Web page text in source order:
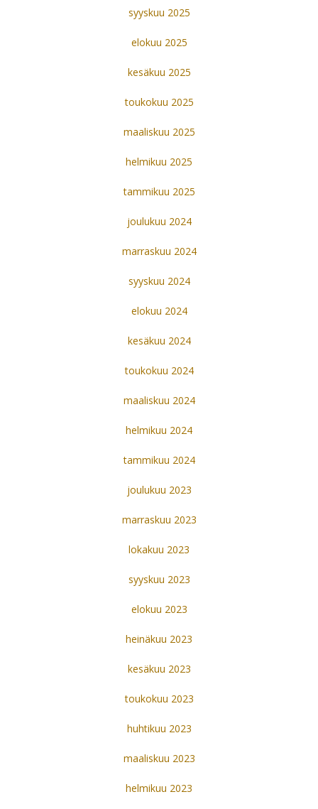
syyskuu 2025
elokuu 2025
kesäkuu 2025
toukokuu 2025
maaliskuu 2025
helmikuu 2025
tammikuu 2025
joulukuu 2024
marraskuu 2024
syyskuu 2024
elokuu 2024
kesäkuu 2024
toukokuu 2024
maaliskuu 2024
helmikuu 2024
tammikuu 2024
joulukuu 2023
marraskuu 2023
lokakuu 2023
syyskuu 2023
elokuu 2023
heinäkuu 2023
kesäkuu 2023
toukokuu 2023
huhtikuu 2023
maaliskuu 2023
helmikuu 2023